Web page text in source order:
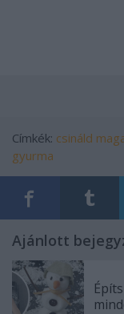
Címkék: csináld
gyurma
Ajánlott